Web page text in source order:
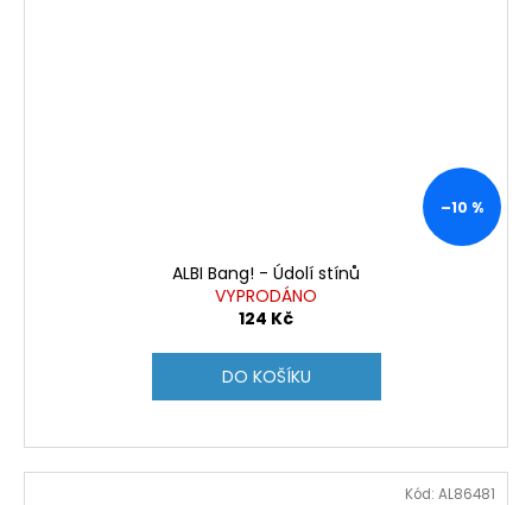
–10 %
ALBI Bang! - Údolí stínů
VYPRODÁNO
124 Kč
DO KOŠÍKU
Kód: AL86481